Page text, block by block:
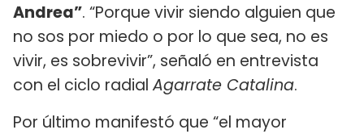
Andrea”. “Porque vivir siendo alguien que
no sos por miedo o por lo que sea, no es
vivir, es sobrevivir”, señaló en entrevista
con el ciclo radialAgarrate Catalina.
Por último manifestó que “el mayor